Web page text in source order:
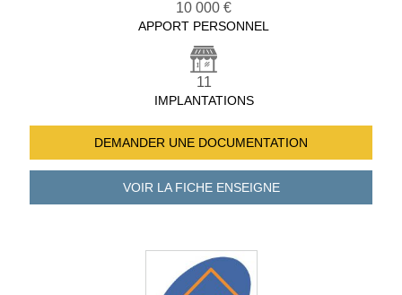
10 000 €
APPORT PERSONNEL
11
IMPLANTATIONS
DEMANDER UNE DOCUMENTATION
VOIR LA FICHEENSEIGNE